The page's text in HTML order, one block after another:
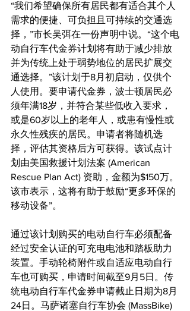
“我们希望确保所有居民都有适合其个人
需求的便捷、可负担且可持续的交通选
择，”市长吴弭在一份声明中说。“这个电
动自行车代金券计划将有助于减少排放
并为传统上处于弱势地位的居民扩展交
通选择。”该计划于8月初启动，仅供个
人使用。要申请代金券，波士顿居民必
须年满18岁，并符合某些低收入要求，
或是60岁以上的老年人，或患有慢性或
永久性残疾的居民。申请者将随机选
择，评估其资格后方可获得。该试点计
划由美国救援计划法案 (American
Rescue Plan Act) 资助，金额为$150万。
该市表示，这将有助于鼓励“更多环保的
移动设备”。
通过该计划购买的电动自行车必须配备
经过安全认证的可充电电池和踏板助力
装置。手动轮椅附件或自适应电动自行
车也可购买，申请时间截至9月5日。传
统电动自行车代金券申请截止日期为8月
24日。马萨诸塞自行车协会 (MassBike)